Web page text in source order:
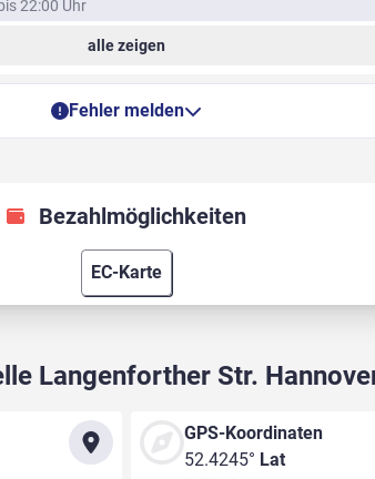
22:00 Uhr
alle zeigen
Fehler melden
Bezahlmöglichkeiten
EC-Karte
Langenforther Str.
GPS-Koordinaten
52.4245° Lat